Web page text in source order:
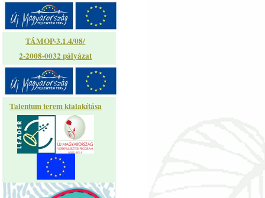
TÁMOP-3.1.4/08/
2-2008-0032 pályázat
Talentum terem kialakítása